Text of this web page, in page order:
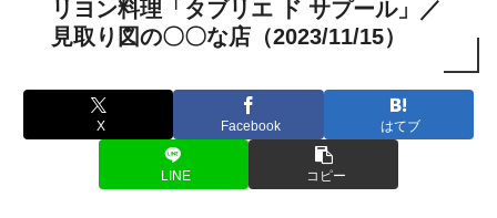
リヨン料理「タブリエ ド サプール」／
見取り図の〇〇な店（2023/11/15）
X Facebook はてブ
LINE コピー